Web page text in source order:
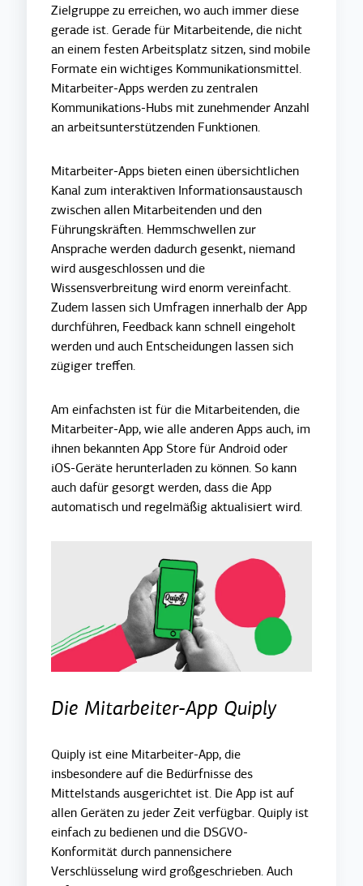
Zielgruppe zu erreichen, wo auch immer diese
gerade ist. Gerade für Mitarbeitende, die nicht
an einem festen Arbeitsplatz sitzen, sind mobile
Formate ein wichtiges Kommunikationsmittel.
Mitarbeiter-Apps werden zu zentralen
Kommunikations-Hubs mit zunehmender Anzahl
an arbeitsunterstützenden Funktionen.
Mitarbeiter-Apps bieten einen übersichtlichen
Kanal zum interaktiven Informationsaustausch
zwischen allen Mitarbeitenden und den
Führungskräften. Hemmschwellen zur
Ansprache werden dadurch gesenkt, niemand
wird ausgeschlossen und die
Wissensverbreitung wird enorm vereinfacht.
Zudem lassen sich Umfragen innerhalb der App
durchführen, Feedback kann schnell eingeholt
werden und auch Entscheidungen lassen sich
zügiger treffen.
Am einfachsten ist für die Mitarbeitenden, die
Mitarbeiter-App, wie alle anderen Apps auch, im
ihnen bekannten App Store für Android oder
iOS-Geräte herunterladen zu können. So kann
auch dafür gesorgt werden, dass die App
automatisch und regelmäßig aktualisiert wird.
Die Mitarbeiter-App Quiply
Quiply ist eine Mitarbeiter-App, die
insbesondere auf die Bedürfnisse des
Mittelstands ausgerichtet ist. Die App ist auf
allen Geräten zu jeder Zeit verfügbar. Quiply ist
einfach zu bedienen und die DSGVO-
Konformität durch pannensichere
Verschlüsselung wird großgeschrieben. Auch